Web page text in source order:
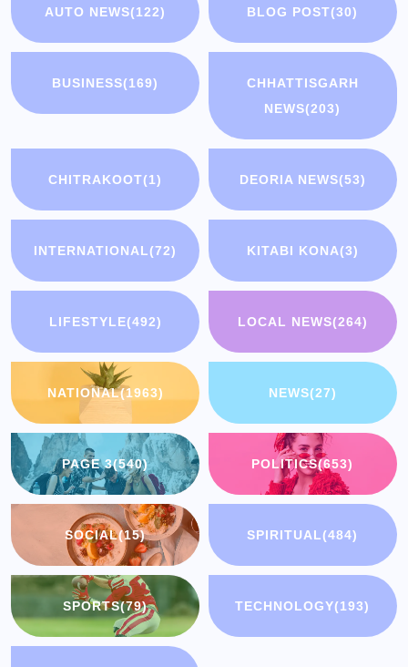
AUTO NEWS(122) BLOG POST(30)
BUSINESS(169)
CHHATTISGARH
NEWS(203)
CHITRAKOOT(1) DEORIA NEWS(53)
INTERNATIONAL(72) KITABI KONA(3)
LIFESTYLE(492) LOCAL NEWS(264)
NATIONAL(1963) NEWS(27)
PAGE 3(540) POLITICS(653)
SOCIAL(15) SPIRITUAL(484)
SPORTS(79) TECHNOLOGY(193)